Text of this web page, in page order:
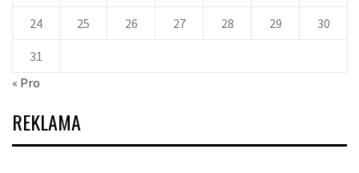
24 25 26 27 28 29 30
31
« Pro
REKLAMA